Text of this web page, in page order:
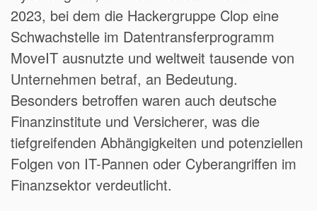
2023, bei dem die Hackergruppe Clop eine
Schwachstelle im Datentransferprogramm
MoveIT ausnutzte und weltweit tausende von
Unternehmen betraf, an Bedeutung.
Besonders betroffen waren auch deutsche
Finanzinstitute und Versicherer, was die
tiefgreifenden Abhängigkeiten und potenziellen
Folgen von IT-Pannen oder Cyberangriffen im
Finanzsektor verdeutlicht.